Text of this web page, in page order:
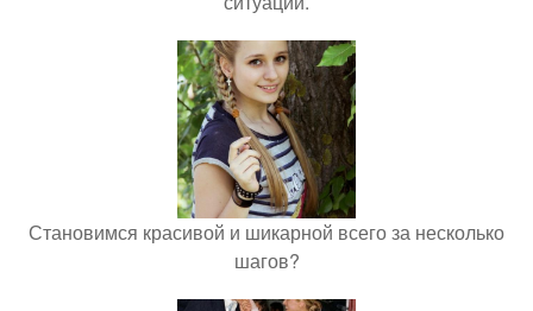
Становимся красивой и шикарной всего за несколько
шагов?